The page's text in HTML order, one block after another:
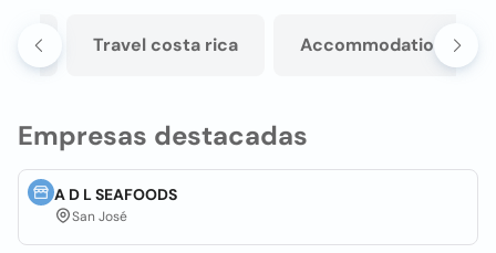
Travel costa rica Accommodations/
Empresas destacadas
A D L SEAFOODS
San José